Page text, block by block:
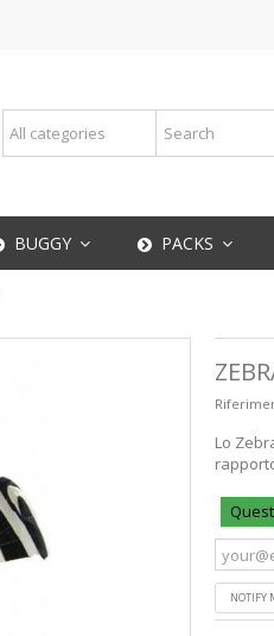
BUGGY PACKS
Lo
NOTIFY